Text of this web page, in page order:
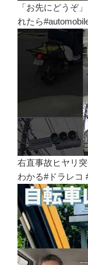
「お先にどうぞ
れたら
右直事故ヒヤリ
わかる#ドラレコ